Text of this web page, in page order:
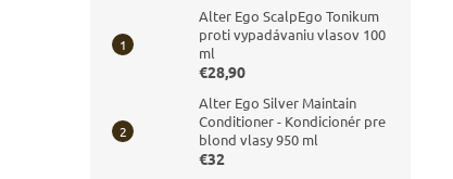
Alter Ego ScalpEgo Tonikum
proti vypadávaniu vlasov 100
ml
€28,90
Alter Ego Silver Maintain
Conditioner - Kondicionér pre
blond vlasy 950 ml
€32